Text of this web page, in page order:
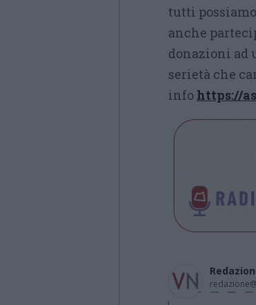
tutti
anche
donazioni ad
serietà che
info https://